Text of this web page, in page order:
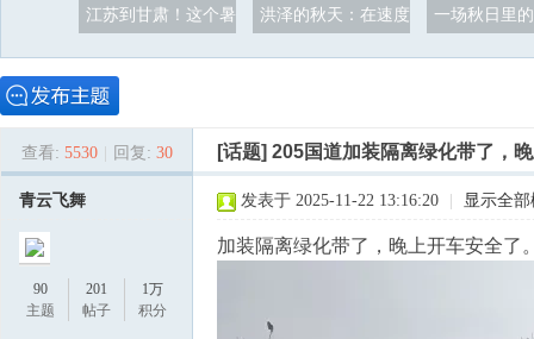
江苏到甘肃！这个暑 洪泽的秋天：在速度 一场秋日里
查看: 5530 回复: 30 [话题] 205国道加装隔离绿化带了，
青云飞舞
90
主题
201
帖子
1万
积分
发表于 2025-11-22 13:16:20 显示全
加装隔离绿化带了，晚上开车安全了